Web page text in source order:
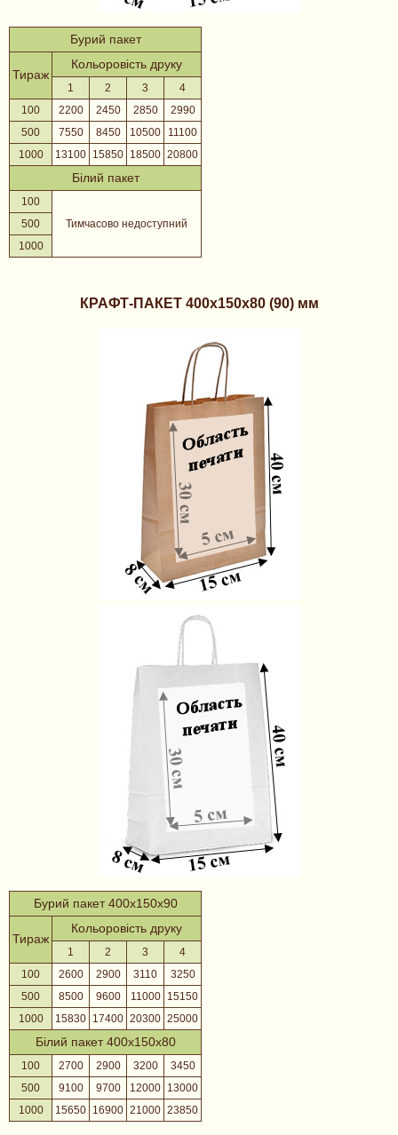
Бурий пакет
Тираж
Кольоровість друку
1 2 3
4
100
2200 2450 2850
2990
500
7550 8450 10500
11100
1000
13100 15850 18500 20800
Білий пакет
100
Тимчасово недоступний
500
1000
КРАФТ-ПАКЕТ 400х150х80 (90) мм
Бурий пакет 400х150х90
Тираж
Кольоровість друку
1 2 3
4
100
2600 2900 3110
3250
500
8500 9600 11000
15150
1000
15830 17400 20300 25000
Білий пакет 400х150х80
100 2700 2900 3200
3450
500
9100 9700 12000 13000
1000
15650 16900 21000 23850